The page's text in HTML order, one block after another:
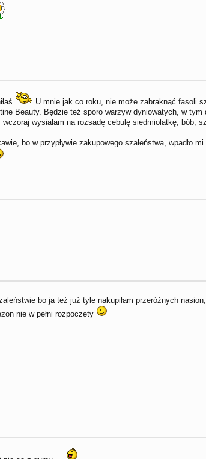
U mnie jak co roku, nie może zabraknąć fasoli
Beauty. Będzie też sporo warzyw dyniowatych, w
wysiałam na rozsadę cebulę siedmiolatkę, bób,
bo w przypływie zakupowego szaleństwa, wpadło
bo ja też już tyle nakupiłam przeróżnych
nie w pełni rozpoczęty